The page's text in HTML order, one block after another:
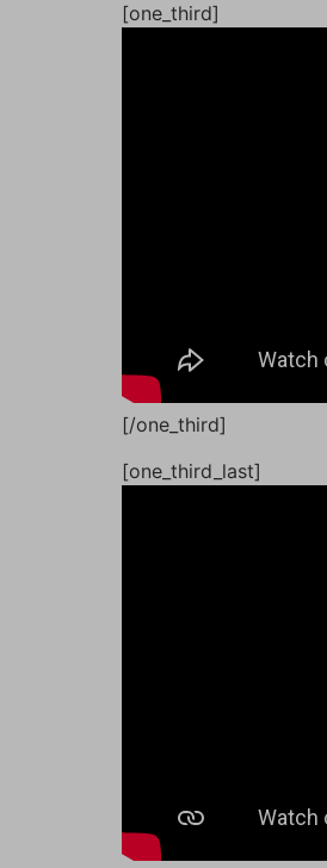
[one_third]
[/one_third]
[one_third_last]